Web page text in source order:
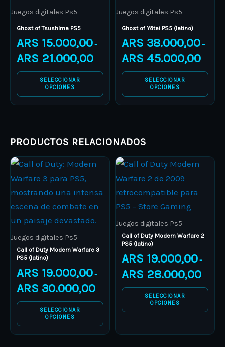
Juegos digitales Ps5
Ghost of Tsushima PS5
ARS 15.000,00 –
ARS 21.000,00
SELECCIONAR
OPCIONES
multiple
The
may
chosen
on
Juegos digitales Ps5
Ghost of Yōtei PS5 (latino)
ARS 38.000,00 –
ARS 45.000,00
SELECCIONAR
OPCIONES
multiple
The
may
chosen
on
PRODUCTOS RELACIONADOS
Juegos digitales Ps5
Call of Duty Modern Warfare 3
PS5 (latino)
ARS 19.000,00 –
ARS 30.000,00
Price
range:
ARS 19.000,00
ARS 30.000,00
SELECCIONAR
OPCIONES
This
product
has
multiple
variants.
The
options
may
be
chosen
on
product
Juegos digitales Ps5
Call of Duty Modern Warfare 2
PS5 (latino)
ARS 19.000,00 –
ARS 28.000,00
Price
SELECCIONAR
OPCIONES
This
product
has
multiple
variants.
The
options
may
be
chosen
product